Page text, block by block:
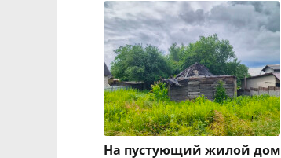
На пустующий жилой дом